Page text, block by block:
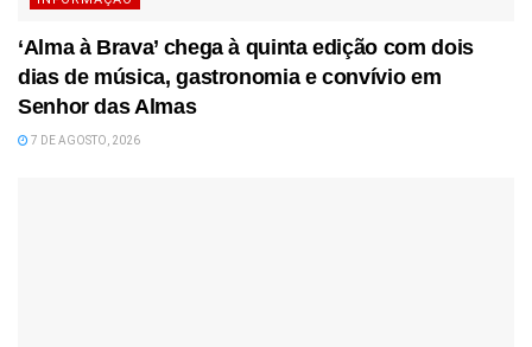
‘Alma à Brava’ chega à quinta edição com dois
dias de música, gastronomia e convívio em
Senhor das Almas
7 DE AGOSTO, 2026